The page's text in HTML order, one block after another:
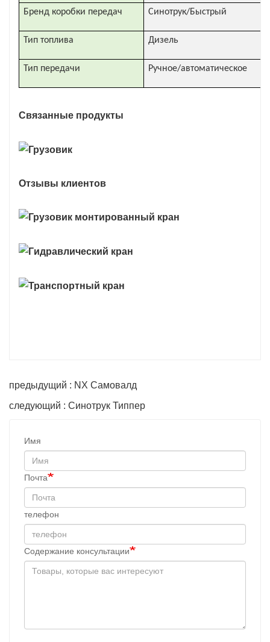
Бренд коробки передач Синотрук/Быстрый
Тип топлива Дизель
Тип передачи Ручное/автоматическое
Связанные продукты
Отзывы клиентов
предыдущий : NX Самовалд
следующий : Синотрук Типпер
Имя
Почта
телефон
Содержание консультации